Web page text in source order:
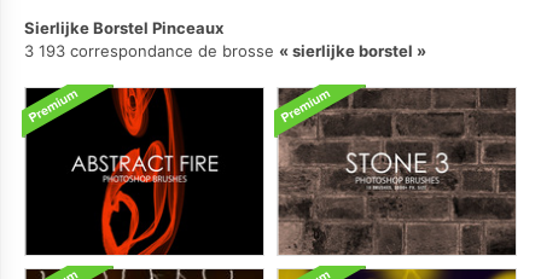
Sierlijke Borstel Pinceaux
3 193 correspondance de brosse
sierlijke borstel